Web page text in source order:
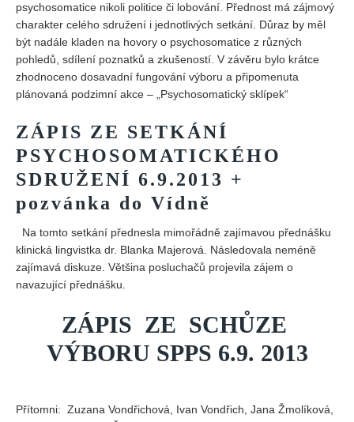
Vydání 2-3/2018
Vydání 1-2018
Vydání 4-2017
Vydání 3-2017
Vydání 2-2017
Vydání 4-2016
Archiv
EDITOŘI
BLOG
Pokyny pro autory
ARCHIV
psychosomatice nikoli politice či lobování. Přednost má zájmový
charakter celého sdružení i jednotlivých setkání. Důraz by měl
být nadále kladen na hovory o psychosomatice z různých
pohledů, sdílení poznatků a zkušeností. V závěru bylo krátce
zhodnoceno dosavadní fungování výboru a připomenuta
plánovaná podzimní akce – „Psychosomatický sklípek“
ZÁPIS ZE SETKÁNÍ
PSYCHOSOMATICKÉHO
SDRUŽENÍ 6.9.2013 +
pozvánka do Vídně
Na tomto setkání přednesla mimořádně zajímavou přednášku
klinická lingvistka dr. Blanka Majerová. Následovala neméně
zajímavá diskuze. Většina posluchačů projevila zájem o
navazující přednášku.
ZÁPIS ZE SCHŮZE
VÝBORU SPPS 6.9. 2013
Přítomni: Zuzana Vondřichová, Ivan Vondřich, Jana Žmolíková,